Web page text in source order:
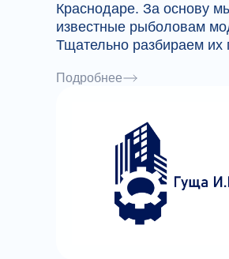
Краснодаре. За основу
известные рыболовам
Тщательно разбираем
высококачественные
сегодняшнего дня.
партия проходит тест на
привлечением
По результатам проверки
коррективы и запускаем
Подробнее